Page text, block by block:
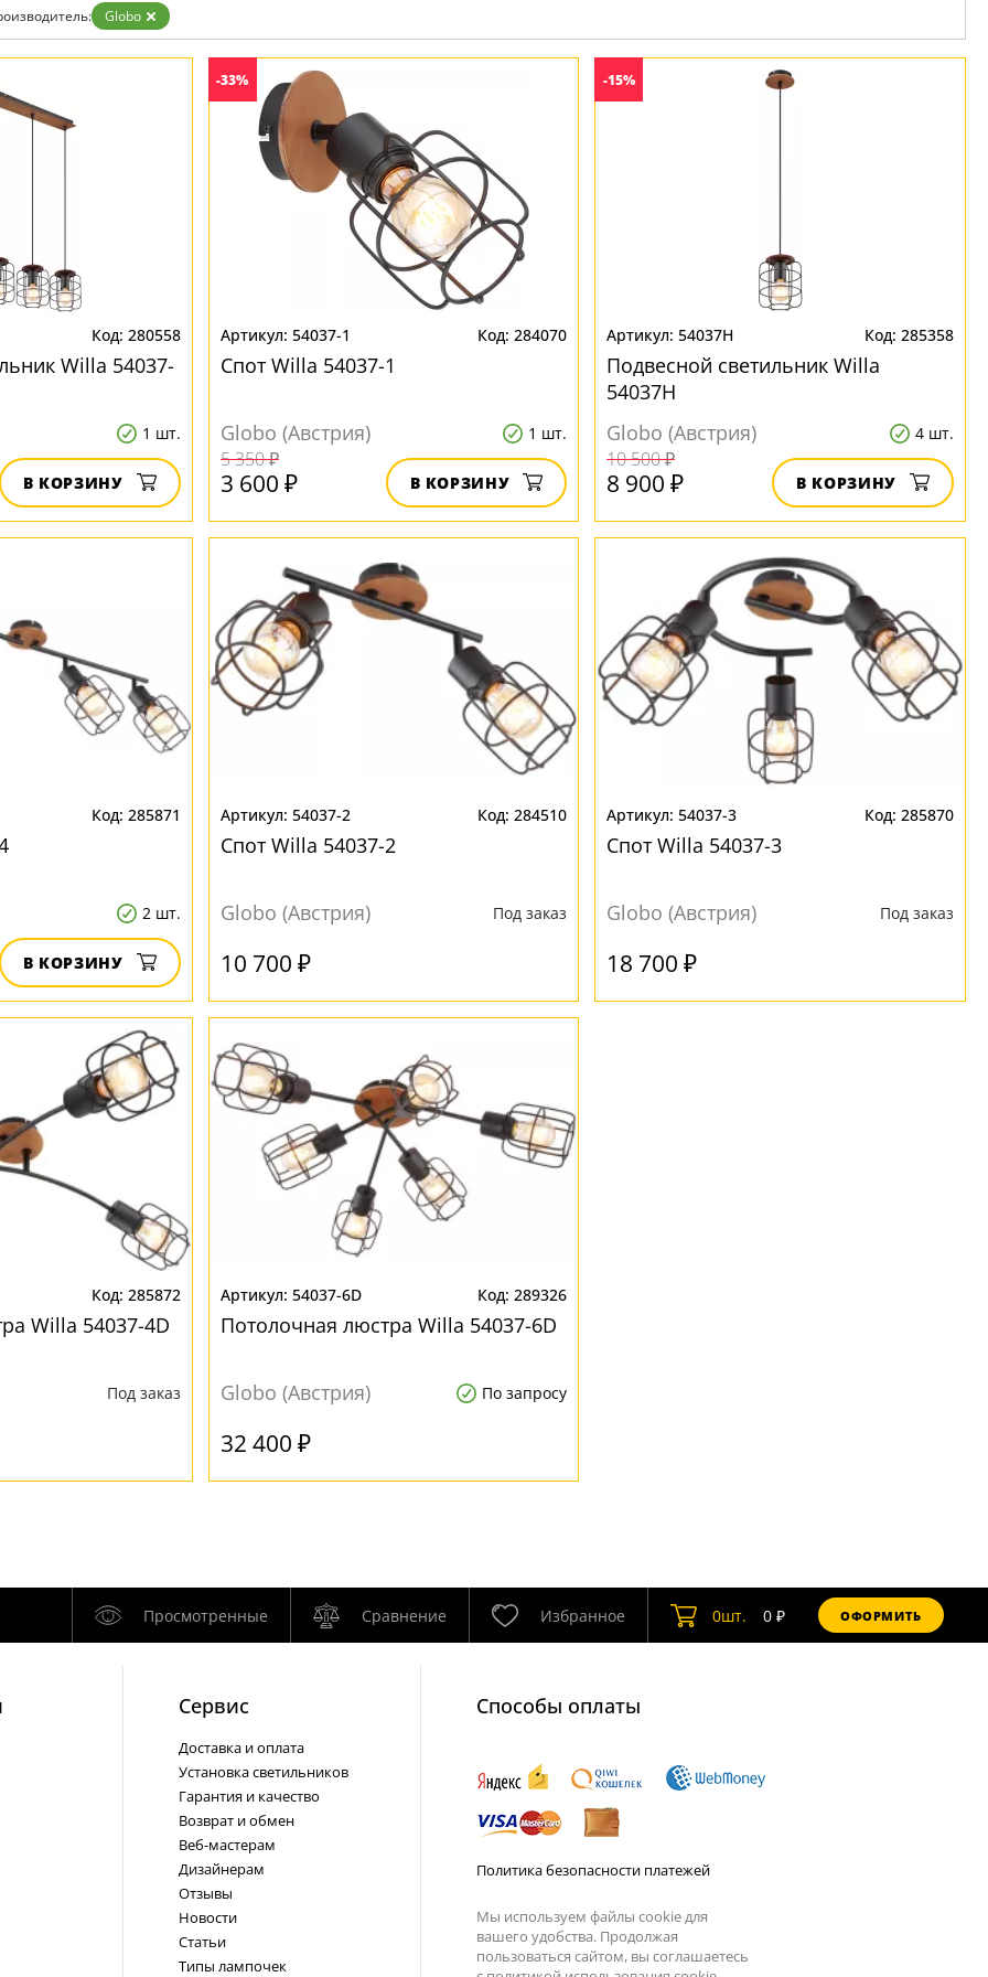
Globo
280558
Willa 54037-
1 шт.
В КОРЗИНУ
-33%
54037-1 284070
Спот Willa 54037-1
Globo (Австрия) 1 шт.
5 350 ₽
3 600 ₽ В КОРЗИНУ
-15%
54037H 285358
Подвесной светильник Willa
54037H
Globo (Австрия)
4 шт.
10 500 ₽
8 900 ₽ В КОРЗИНУ
285871
2 шт.
В КОРЗИНУ
54037-2 284510
Спот Willa 54037-2
Globo (Австрия) Под заказ
10 700 ₽
54037-3 285870
Спот Willa 54037-3
Globo (Австрия) Под заказ
18 700 ₽
285872
Willa 54037-4D
Под заказ
54037-6D 289326
Потолочная люстра Willa 54037-6D
Globo (Австрия) По запросу
32 400 ₽
Просмотренные Сравнение Избранное 0шт. 0₽ ОФОРМИТЬ
Cервис
Доставка и оплата
Установка светильников
Гарантия и качество
Возврат и обмен
Веб-мастерам
Дизайнерам
Отзывы
Новости
Статьи
Типы лампочек
Способы оплаты
Политика безопасности платежей
Мы используем файлы cookie для
вашего удобства. Продолжая
пользоваться сайтом, вы соглашаетесь